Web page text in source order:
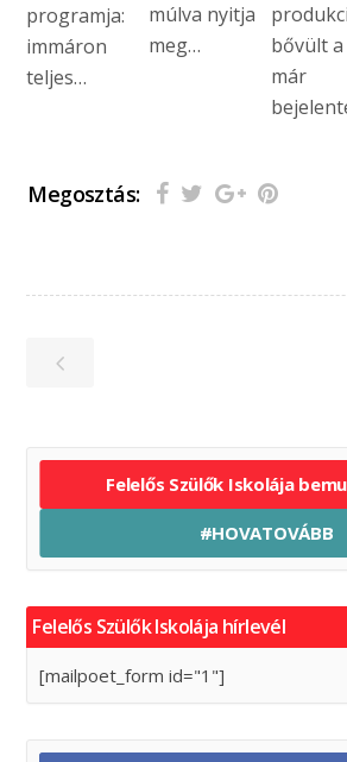
programja:
immáron
teljes…
múlva nyitja
meg…
bővült a
már
Megosztás:
Felelős Szülők Iskolája
#HOVATOVÁBB
Felelős Szülők Iskolája hírlevél
[mailpoet_form id="1"]